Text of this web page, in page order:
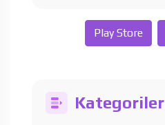
Play Store
Kategoriler